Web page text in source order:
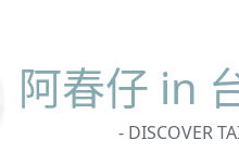
阿春仔 in
- DISCOVER